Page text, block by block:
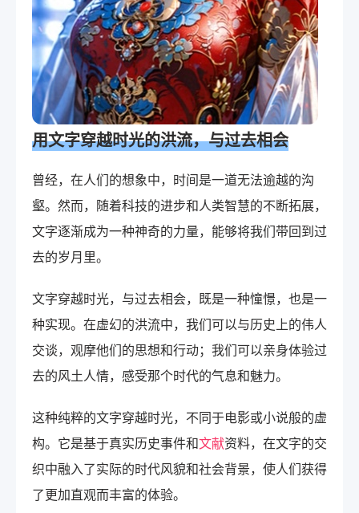
用文字穿越时光的洪流，与过去相会
曾经，在人们的想象中，时间是一道无法逾越的沟
壑。然而，随着科技的进步和人类智慧的不断拓展，
文字逐渐成为一种神奇的力量，能够将我们带回到过
去的岁月里。
文字穿越时光，与过去相会，既是一种憧憬，也是一
种实现。在虚幻的洪流中，我们可以与历史上的伟人
交谈，观摩他们的思想和行动；我们可以亲身体验过
去的风土人情，感受那个时代的气息和魅力。
这种纯粹的文字穿越时光，不同于电影或小说般的虚
构。它是基于真实历史事件和文献资料，在文字的交
织中融入了实际的时代风貌和社会背景，使人们获得
了更加直观而丰富的体验。